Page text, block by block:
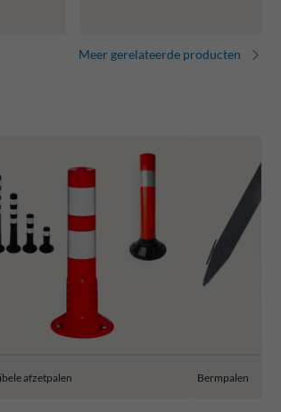
Meer gerelateerde producten
afzetpalen Bermpalen